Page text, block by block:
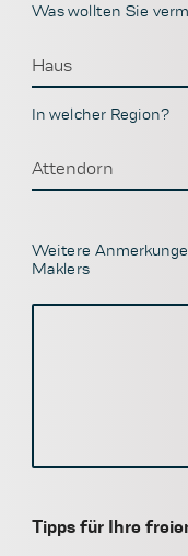
Was wollten Sie
Haus
In welcher Region?
Attendorn
Weitere
Maklers
Tipps für Ihre